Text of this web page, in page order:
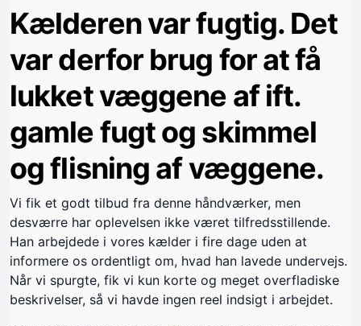
Kælderen var fugtig. Det
var derfor brug for at få
lukket væggene af ift.
gamle fugt og skimmel
og flisning af væggene.
Vi fik et godt tilbud fra denne håndværker, men
desværre har oplevelsen ikke været tilfredsstillende.
Han arbejdede i vores kælder i fire dage uden at
informere os ordentligt om, hvad han lavede undervejs.
Når vi spurgte, fik vi kun korte og meget overfladiske
beskrivelser, så vi havde ingen reel indsigt i arbejdet.